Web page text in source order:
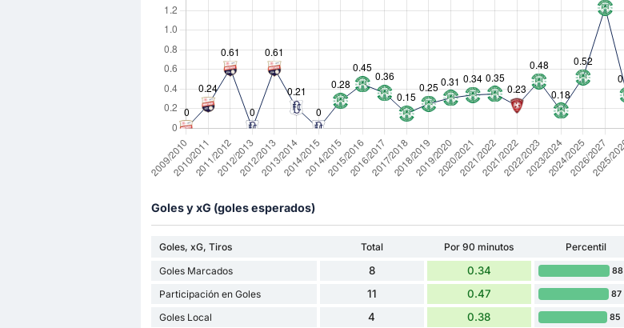
Goles y xG (goles esperados)
Goles, xG, Tiros Total Por 90 minutos
Percentil
Goles Marcados
8 0.34 88
Participación en Goles 11 0.47 87
Goles Local 4 0.38 85